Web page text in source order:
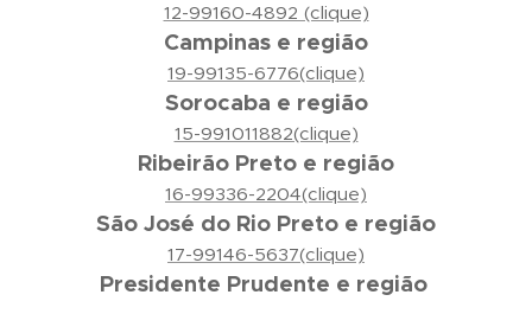
12-99160-4892 (clique)
Campinas e região
19-99135-6776(clique)
Sorocaba e região
15-991011882(clique)
Ribeirão Preto e região
16-99336-2204(clique)
São José do Rio Preto e região
17-99146-5637(clique)
Presidente Prudente e região